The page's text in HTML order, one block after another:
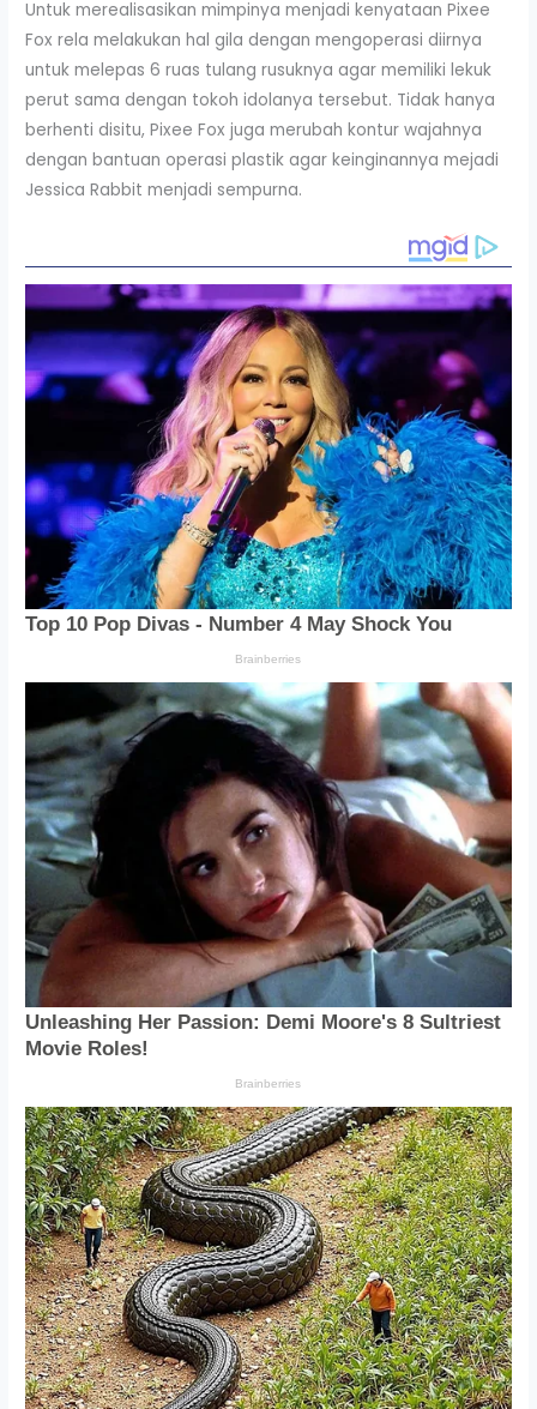
Untuk merealisasikan mimpinya menjadi kenyataan Pixee
Fox rela melakukan hal gila dengan mengoperasi diirnya
untuk melepas 6 ruas tulang rusuknya agar memiliki lekuk
perut sama dengan tokoh idolanya tersebut. Tidak hanya
berhenti disitu, Pixee Fox juga merubah kontur wajahnya
dengan bantuan operasi plastik agar keinginannya mejadi
Jessica Rabbit menjadi sempurna.